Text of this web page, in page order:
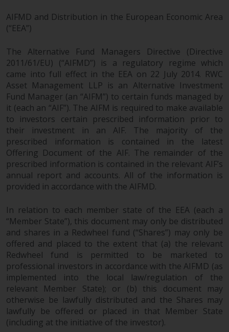
Datenschutzrichtlinie und Cookie-
Geltendes Recht
Der Inhalt dieser Website sollte
gemäß den Gesetzen von England
und Wales ausgelegt und geregelt
werden, und die Gerichte dieser
Gerichtsbarkeit haben die
ausschließliche Zuständigkeit für
alle auftretenden Streitigkeiten,
es sei denn, diese Inhalte
Gesetzen von eine andere
Gerichtsbarkeit. Wenn ein
zuständiges Gericht aus
irgendeinem Grund eine
Bestimmung dieses Abschnitts
„Wichtige Informationen“ für
nicht durchsetzbar befunden hat,
wird diese Bestimmung im
maximal zulässigen Umfang
durchgesetzt, und der Rest dieser
AIFMD and Distribution in the European Economic Area
(“EEA”)
The Alternative Fund Managers Directive (Directive
2011/61/EU) (“AIFMD”) is a regulatory regime which
came into full effect in the EEA on 22 July 2014. RWC
Asset Management LLP is an Alternative Investment
Fund Manager (an “AIFM”) to certain funds managed by
it (each an “AIF”). The AIFM is required to make available
to investors certain prescribed information prior to
their investment in an AIF. The majority of the
prescribed information is contained in the latest
Offering Document of the AIF. The remainder of the
prescribed information is contained in the relevant AIF’s
annual report and accounts. All of the information is
provided in accordance with the AIFMD.
In relation to each member state of the EEA (each a
“Member State”), this document may only be distributed
and shares in a Redwheel fund (“Shares”) may only be
offered and placed to the extent that (a) the relevant
Redwheel fund is permitted to be marketed to
professional investors in accordance with the AIFMD (as
implemented into the local law/regulation of the
relevant Member State); or (b) this document may
otherwise be lawfully distributed and the Shares may
lawfully be offered or placed in that Member State
(including at the initiative of the investor).